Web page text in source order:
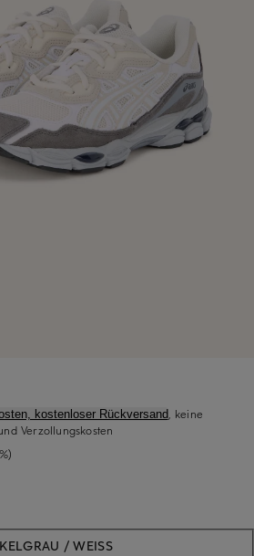
kostenloser Rückversand, keine
Verzollungskosten
/ WEISS